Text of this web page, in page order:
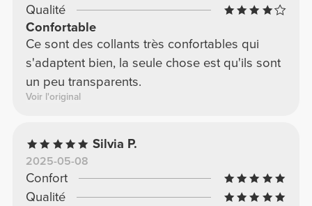
Qualité
Confortable
Ce sont des collants très confortables qui
s'adaptent bien, la seule chose est qu'ils sont
un peu transparents.
Voir l'original
Silvia P.
2025-05-08
Confort
Qualité